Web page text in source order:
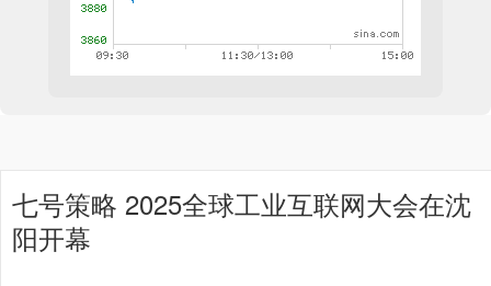
七号策略 2025全球工业互联网大会在沈
阳开幕